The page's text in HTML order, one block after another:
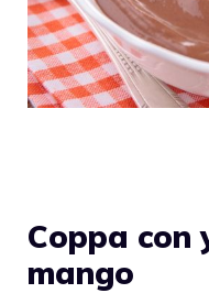
Coppa
mango